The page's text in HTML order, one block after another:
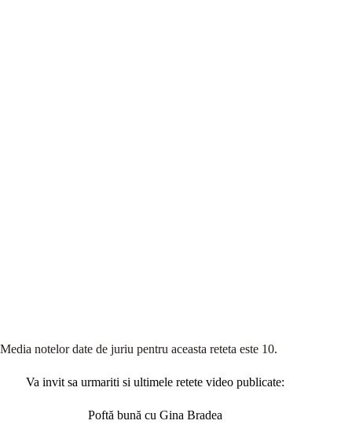
Media notelor date de juriu pentru aceasta reteta este 10.
Va invit sa urmariti si ultimele retete video publicate:
Poftă bună cu Gina Bradea